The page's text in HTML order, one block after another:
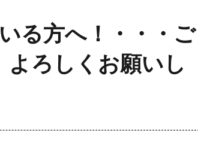
る方へ！・・・ご
ろしくお願いし